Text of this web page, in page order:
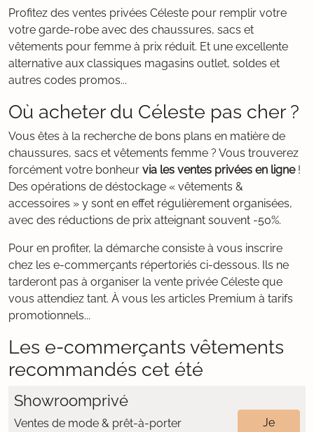
Profitez des ventes privées Céleste pour remplir votre
votre garde-robe avec des chaussures, sacs et
vêtements pour femme à prix réduit. Et une excellente
alternative aux classiques magasins outlet, soldes et
autres codes promos...
Où acheter du Céleste pas cher ?
Vous êtes à la recherche de bons plans en matière de
chaussures, sacs et vêtements femme ? Vous trouverez
forcément votre bonheur via les ventes privées en ligne!
Des opérations de déstockage « vêtements &
accessoires » y sont en effet régulièrement organisées,
avec des réductions de prix atteignant souvent -50%.
Pour en profiter, la démarche consiste à vous inscrire
chez les e-commerçants répertoriés ci-dessous. Ils ne
tarderont pas à organiser la vente privée Céleste que
vous attendiez tant. À vous les articles Premium à tarifs
promotionnels...
Les e-commerçants vêtements
recommandés cet été
Showroomprivé
Ventes de mode & prêt-à-porter
Je